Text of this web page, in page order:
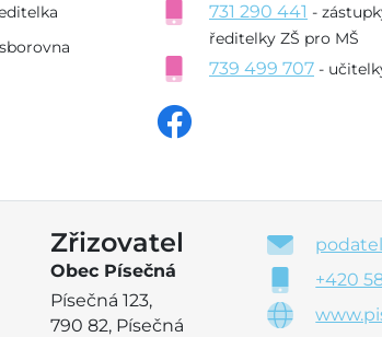
731 290 441 -
ředitelky ZŠ pro MŠ
739 499 707 -
Zřizovatel
Obec Písečná
Písečná 123,
790 82, Písečná
+420